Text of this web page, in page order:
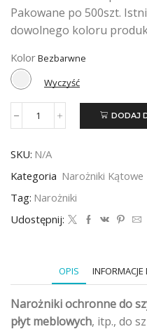
Pakowane po 500szt.
dowolnego koloru
Kolor
Wyczyść
ilość
do
szkła
18mm
-
DODAJ
SKU: N/A
Kategoria Narożniki Kątowe
Tag: Narożniki
Udostępnij:
OPIS
Narożniki ochronne do
płyt meblowych, itp., do